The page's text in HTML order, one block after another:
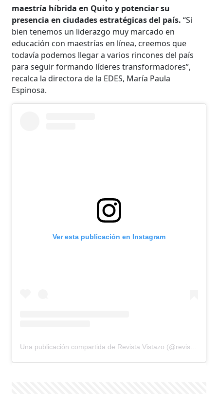
maestría híbrida en Quito y potenciar su
presencia en ciudades estratégicas del país. “Si
bien tenemos un liderazgo muy marcado en
educación con maestrías en línea, creemos que
todavía podemos llegar a varios rincones del país
para seguir formando líderes transformadores”,
recalca la directora de la EDES, María Paula
Espinosa.
Ver esta publicación en Instagram
Una publicación compartida de Revista Vistazo (@revistavistazo.ec)